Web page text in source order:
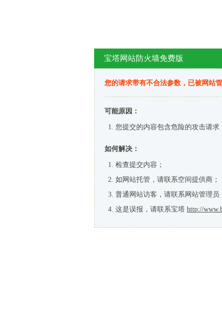
宝塔网站防火墙免费版
您的请求带有不合法参数，已被网站
可能原因：
您提交的内容包含危险的攻击请求
如何解决：
检查提交内容；
如网站托管，请联系空间提供商；
普通网站访客，请联系网站管理员
这是误报，请联系宝塔 http://